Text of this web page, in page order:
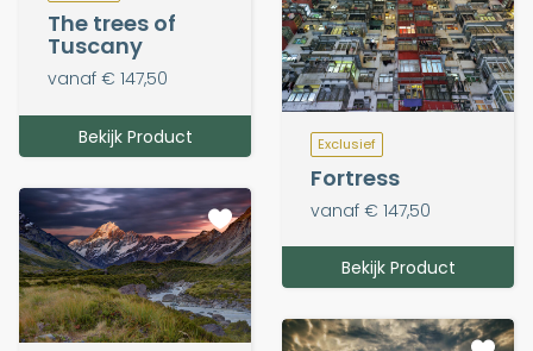
The trees of
Tuscany
vanaf € 147,50
Bekijk Product Exclusief
Fortress
vanaf € 147,50
Bekijk Product